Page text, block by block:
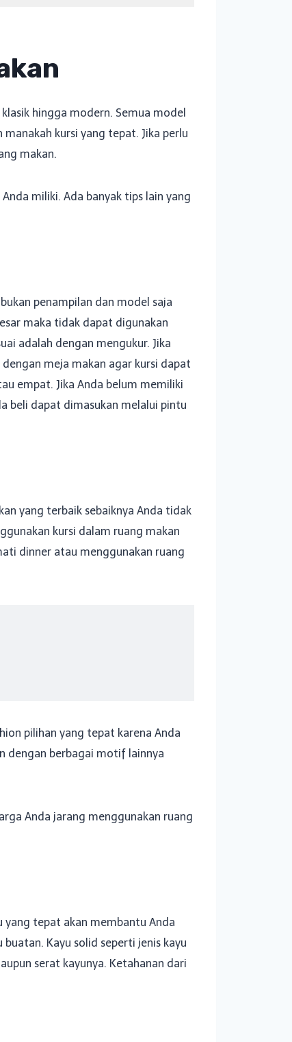
hingga modern. Semua model
kursi yang tepat. Jika perlu
makan.
miliki. Ada banyak tips lain yang
penampilan dan model saja
maka tidak dapat digunakan
adalah dengan mengukur. Jika
meja makan agar kursi dapat
empat. Jika Anda belum memiliki
beli dapat dimasukan melalui pintu
yang terbaik sebaiknya Anda tidak
kursi dalam ruang makan
dinner atau menggunakan ruang
pilihan yang tepat karena Anda
dengan berbagai motif lainnya
Anda jarang menggunakan ruang
yang tepat akan membantu Anda
Kayu solid seperti jenis kayu
serat kayunya. Ketahanan dari